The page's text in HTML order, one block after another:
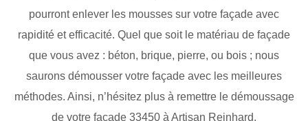
pourront enlever les mousses sur votre façade avec
rapidité et efficacité. Quel que soit le matériau de façade
que vous avez : béton, brique, pierre, ou bois ; nous
saurons démousser votre façade avec les meilleures
méthodes. Ainsi, n’hésitez plus à remettre le démoussage
de votre façade 33450 à Artisan Reinhard.